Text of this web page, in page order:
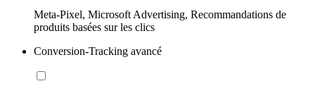
Meta-Pixel, Microsoft Advertising, Recommandations de
produits basées sur les clics
Conversion-Tracking avancé